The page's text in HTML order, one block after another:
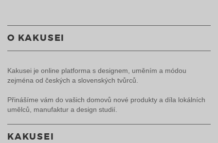
O KAKUSEI
Kakusei je online platforma s designem, uměním a módou
zejména od českých a slovenských tvůrců.
Přinášíme vám do vašich domovů nové produkty a díla lokálních
umělců, manufaktur a design studií.
KAKUSEI